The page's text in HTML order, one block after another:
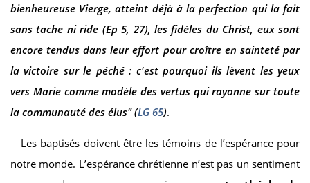
bienheureuse Vierge, atteint déjà à la perfection qui la fait
sans tache ni ride (Ep 5, 27), les fidèles du Christ, eux sont
encore tendus dans leur effort pour croître en sainteté par
la victoire sur le péché : c'est pourquoi ils lèvent les yeux
vers Marie comme modèle des vertus qui rayonne sur toute
la communauté des élus" (LG 65).
Les baptisés doivent être les témoins de l’espérancepour
notre monde. L’espérance chrétienne n’est pas un sentiment